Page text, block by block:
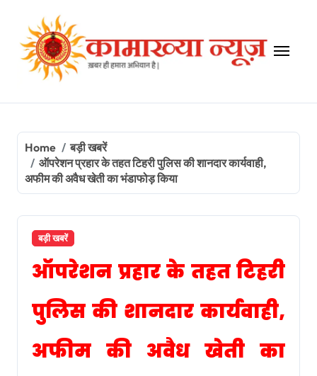
content
Home
बड़ी खबरें
ऑपरेशन प्रहार के तहत टिहरी पुलिस की शानदार कार्यवाही,
अफीम की अवैध खेती का भंडाफोड़ किया
बड़ी खबरें
ऑपरेशन प्रहार के तहत टिहरी
पुलिस की शानदार कार्यवाही,
अफीम की अवैध खेती का